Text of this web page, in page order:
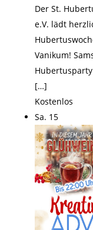
Der St.
e.V. lädt
Vanikum!
[…]
Kostenlos
Sa. 15